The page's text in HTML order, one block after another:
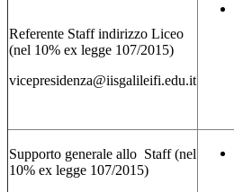
Referente Staff indirizzo Liceo
(nel 10% ex legge 107/2015)
vicepresidenza@iisgalileifi.edu.it
Supporto generale allo Staff (nel
10% ex legge 107/2015)